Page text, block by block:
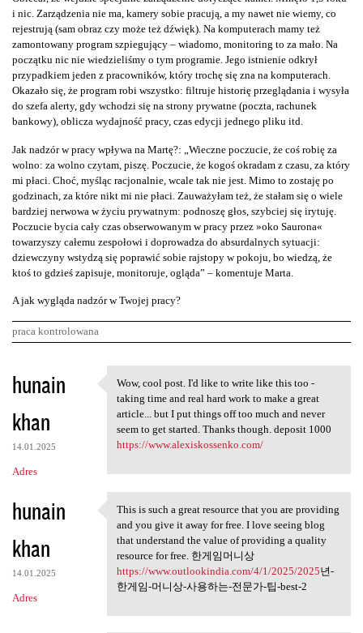
i nic. Zarządzenia nie ma, kamery sobie pracują, a my nawet nie wiemy, co
rejestrują (sam obraz czy może też dźwięk). Na komputerach mamy też
zamontowany program szpiegujący – wiadomo, monitoring to za mało. Na
początku nic nie wiedzieliśmy o tym programie. Jego istnienie odkrył
przypadkiem jeden z pracowników, który trochę się zna na komputerach.
Okazało się, że program robi wszystko: filtruje historię przeglądania i wysyła
do szefa alerty, gdy wchodzi się na strony prywatne (poczta, rachunek
bankowy), oblicza wydajność pracy, czas edycji jednego pliku itd.
Jak nadzór w pracy wpływa na Martę?: „Wieczne poczucie, że coś robię za
wolno: za wolno czytam, piszę. Poczucie, że kogoś okradam z czasu, za który
mi płaci. Choć, myśląc racjonalnie, wcale tak nie jest. Mimo to zostaję po
godzinach, za które nikt mi nie płaci. Zauważyłam też, że stałam się o wiele
bardziej nerwowa w życiu prywatnym: podnoszę głos, szybciej się irytuję.
Poczucie bycia cały czas obserwowanym w pracy przez »oko Saurona«
towarzyszy całemu zespołowi i doprowadza do absurdalnych sytuacji:
dziewczyny wstydzą się poprawić sobie rajstopy w pokoju, bo wiedzą, że
ktoś to gdzieś zapisuje, monitoruje, ogląda” – komentuje Marta.
A jak wygląda nadzór w Twojej pracy?
praca kontrolowana
K
o
m
e
n
a
r
z
e
hunain
khan
14.01.2025
Adres
Wow, cool post. I'd like to
Wow, cool post. I'd like to write like this too -
taking time and real hard work to make a great
article... but I put things off too much and never
seem to get started. Thanks though. deposit 1000
https://www.alexiskossenko.com/
hunain
khan
14.01.2025
Adres
This is such a great resource
This is such a great resource that you are providing
and you give it away for free. I love seeing blog
that understand the value of providing a quality
resource for free. 한게임머니상
https://www.outlookindia.com/4/1/2025/2025년-
한게임-머니상-사용하는-전문가-팁-best-2